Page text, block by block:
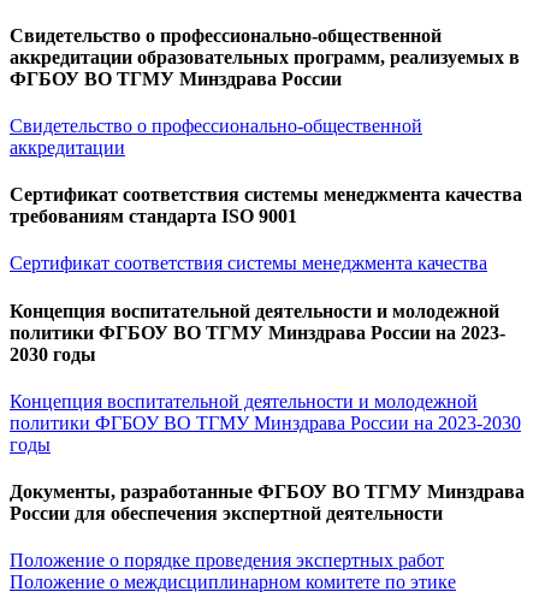
Свидетельство о профессионально-общественной
аккредитации образовательных программ, реализуемых в
ФГБОУ ВО ТГМУ Минздрава России
Свидетельство о профессионально-общественной
аккредитации
Сертификат соответствия системы менеджмента качества
требованиям стандарта ISO 9001
Сертификат соответствия системы менеджмента качества
Концепция воспитательной деятельности и молодежной
политики ФГБОУ ВО ТГМУ Минздрава России на 2023-
2030 годы
Концепция воспитательной деятельности и молодежной
политики ФГБОУ ВО ТГМУ Минздрава России на 2023-2030
годы
Документы, разработанные ФГБОУ ВО ТГМУ Минздрава
России для обеспечения экспертной деятельности
Положение о порядке проведения экспертных работ
Положение о междисциплинарном комитете по этике